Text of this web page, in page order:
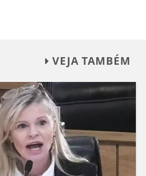
VEJA TAMBÉM